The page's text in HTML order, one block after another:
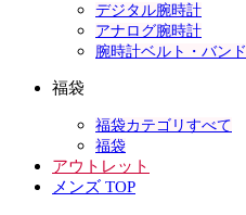
デジタル腕時計
アナログ腕時計
腕時計ベルト・バンド
福袋
福袋カテゴリすべて
福袋
アウトレット
メンズ TOP